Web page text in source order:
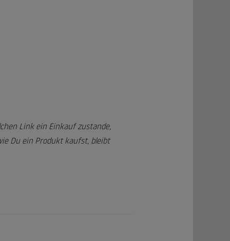
Link ein Einkauf zustande,
Du ein Produkt kaufst, bleibt